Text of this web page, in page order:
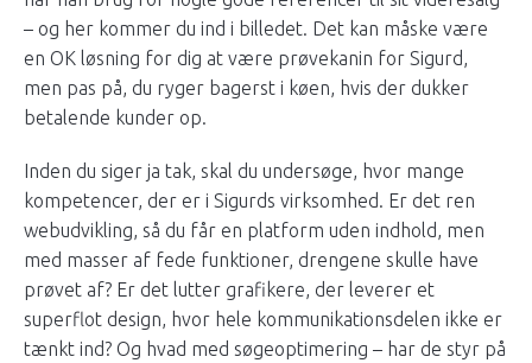
– og her kommer du ind i billedet. Det kan måske være
en OK løsning for dig at være prøvekanin for Sigurd,
men pas på, du ryger bagerst i køen, hvis der dukker
betalende kunder op.
Inden du siger ja tak, skal du undersøge, hvor mange
kompetencer, der er i Sigurds virksomhed. Er det ren
webudvikling, så du får en platform uden indhold, men
med masser af fede funktioner, drengene skulle have
prøvet af? Er det lutter grafikere, der leverer et
superflot design, hvor hele kommunikationsdelen ikke er
tænkt ind? Og hvad med søgeoptimering – har de styr på